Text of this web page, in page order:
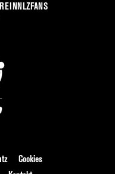
NLZFANS
Cookies